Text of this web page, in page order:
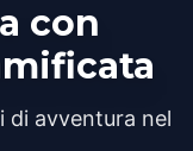
con
di avventura nel